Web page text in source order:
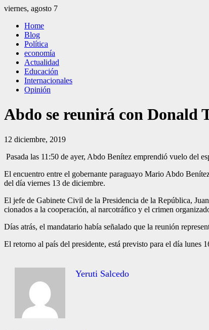
Saltar
contenido
viernes, agosto 7
El Independiente
El independiente Libre y Transparente
Home
Blog
Política
economía
Actualidad
Educación
Internacionales
Opinión
Abdo se reunirá con Donald
12 diciembre, 2019
Pasada las 11:50 de ayer, Abdo Benítez emprendió vuelo del
El encuentro entre el go­bernante paraguayo Mario Abdo
del día viernes 13 de diciembre.
El jefe de Gabinete Civil de la Presidencia de la Re­pública,
cionados a la cooperación, al narcotráfico y el crimen
Días atrás, el mandatario había señalado que la reu­nión
El retorno al país del presi­dente, está previsto para el día lunes
Yeruti Salcedo